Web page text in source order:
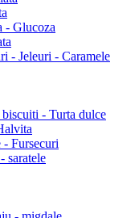
- Glucoza
- Jeleuri - Caramele
- Turta dulce
- Fursecuri
saratele